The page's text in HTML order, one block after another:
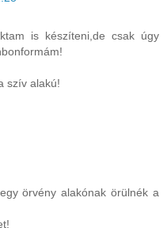
is készíteni,de csak úgy
szív alakú!
örvény alakónak örülnék a